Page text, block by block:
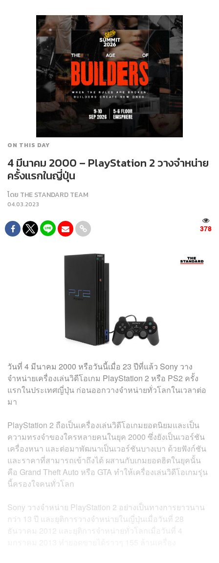
ON THIS DAY
4 มีนาคม 2000 – PlayStation 2 วางจำหน่าย
ครั้งแรกในญี่ปุ่น
โดย THE STANDARD TEAM
04.03.2023
378
วันที่ 4 มีนาคม 2000 หรือวันนี้เมื่อ 23 ปีที่แล้ว Sony วาง
จำหน่ายเครื่องเล่นวิดีโอเกม PlayStation 2 หรือ PS2 ครั้ง
แรกในประเทศญี่ปุ่น ก่อนออกวางจำหน่ายทั่วโลกในเวลาต่อ
มา
PlayStation 2 ถือเป็นเครื่องเล่นวิดีโอเกมยอดนิยมและเป็น
ความทรงจำของใครหลายคนในยุค 2000 ซึ่งยังเป็นเวอร์ชัน
เครื่องหนา และต่อมาพัฒนาเป็นเวอร์ชันบางเบา ด้วยฟังก์ชัน
และราคาที่สามารถเข้าถึงได้ ผสานกับเกมยอดฮิตในยุคนั้น
คือ Grand Theft Auto หรือ GTA ทำให้เครื่องเล่นวิดีโอเกมรุ่น
นี้ครองใจคนทั่วโลก
Sony วางจำหน่าย PlayStation 2 อย่างเป็นทางการยาวนาน
กว่า 13 ปี และยุติการวางจำหน่ายในญี่ปุ่นเมื่อวันที่ 28
ธันวาคม 2012 และยุติการจำหน่ายทั่วโลกเมื่อวันที่ 4